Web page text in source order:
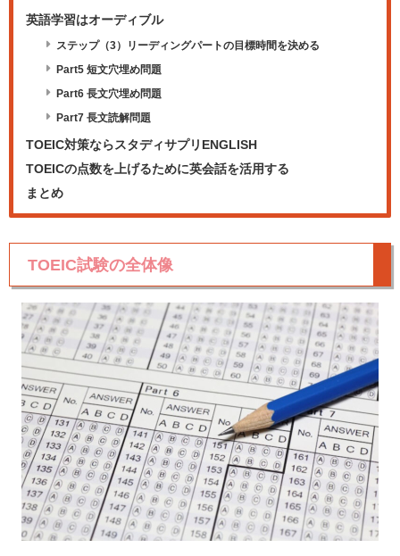
英語学習はオーディブル
ステップ（3）リーディングパートの目標時間を決める
Part5 短文穴埋め問題
Part6 長文穴埋め問題
Part7 長文読解問題
TOEIC対策ならスタディサプリENGLISH
TOEICの点数を上げるために英会話を活用する
まとめ
TOEIC試験の全体像